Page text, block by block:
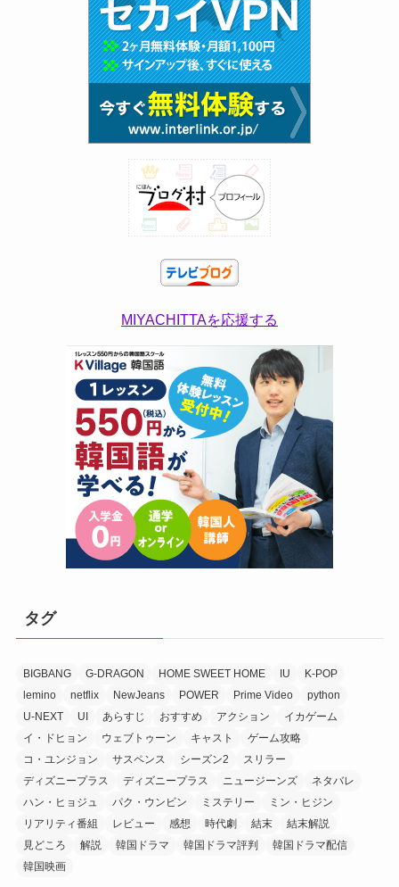
MIYACHITTAを応援する
タグ
BIGBANG G-DRAGON HOME SWEET HOME IU
K-POP
lemino
netflix NewJeans POWER Prime Video
python
U-NEXT
UI あらすじ おすすめ アクション
イカゲーム
イ・ドヒョン
ウェブトゥーン キャスト
ゲーム攻略
コ・ユンジョン
サスペンス シーズン2
スリラー
ディズニープラス
ディズニープラス ニュージーンズ
ネタバレ
ハン・ヒョジュ
パク・ウンビン ミステリー
ミン・ヒジン
リアリティ番組
レビュー 感想 時代劇 結末
結末解説
見どころ
解説 韓国ドラマ 韓国ドラマ評判
韓国ドラマ配信
韓国映画